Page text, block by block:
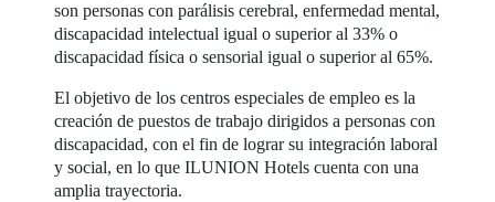
son personas con parálisis cerebral, enfermedad mental,
discapacidad intelectual igual o superior al 33% o
discapacidad física o sensorial igual o superior al 65%.
El objetivo de los centros especiales de empleo es la
creación de puestos de trabajo dirigidos a personas con
discapacidad, con el fin de lograr su integración laboral
y social, en lo que ILUNION Hotels cuenta con una
amplia trayectoria.